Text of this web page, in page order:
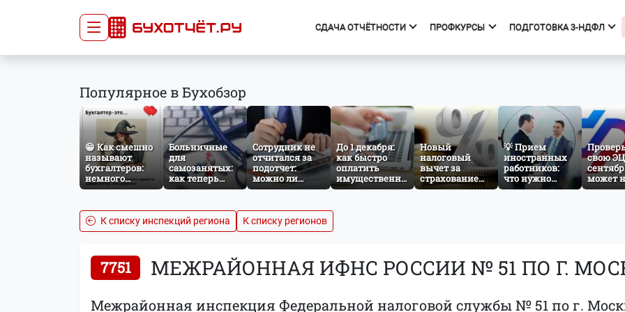
СДАЧА ОТЧЁТНОСТИ ПРОФКУРСЫ ПОДГОТОВКА 3-НДФЛ
Главная
Сдать отчёт
Тарифы
Оплата
Список курсов
Сведения об образовательной
организации
Начало
Тарифы
Получить вычет
Мастер 3-НДФЛ
Популярное в Бухобзор
😁 Как смешно
называют
бухгалтеров:
немного
профессионального
Больничные
для
самозанятых:
как теперь
работает
социальное
страхование по
НПД
Сотрудник не
отчитался за
подотчет:
можно ли
удержать
зарплаты?
До 1 декабря:
как быстро
оплатить
имущественный
налог за
Новый
налоговый
вычет за
страхование
жизни: что
💡 Прием
иностранных
работников:
что нужно
знать
свою
может
К списку инспекций региона
К списку регионов
7751 МЕЖРАЙОННАЯ ИФНС РОССИИ № 51 ПО Г.
Межрайонная инспекция Федеральной налоговой службы № 51 по г.